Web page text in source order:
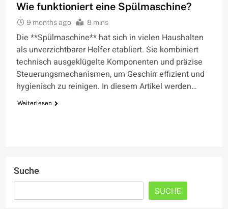
Wie funktioniert eine Spülmaschine?
9 months ago 8 mins
Die **Spülmaschine** hat sich in vielen Haushalten
als unverzichtbarer Helfer etabliert. Sie kombiniert
technisch ausgeklügelte Komponenten und präzise
Steuerungsmechanismen, um Geschirr effizient und
hygienisch zu reinigen. In diesem Artikel werden…
Weiterlesen
Suche
SUCHE